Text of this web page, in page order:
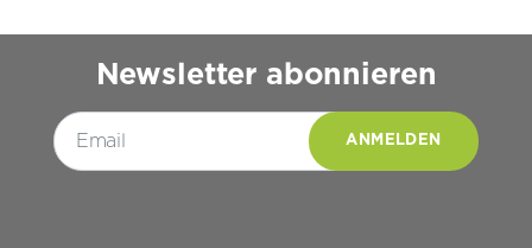
Newsletter abonnieren
Please leave this field empty.